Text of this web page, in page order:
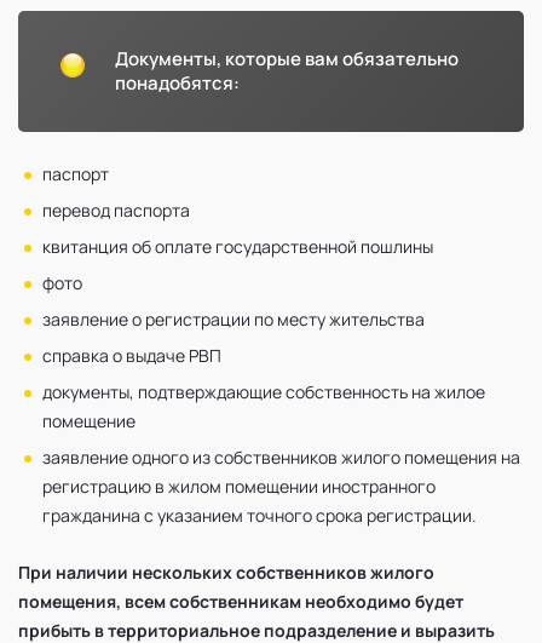
Документы, которые вам обязательно
понадобятся:
паспорт
перевод паспорта
квитанция об оплате государственной пошлины
фото
заявление о регистрации по месту жительства
справка о выдаче РВП
документы, подтверждающие собственность на жилое
помещение
заявление одного из собственников жилого помещения на
регистрацию в жилом помещении иностранного
гражданина с указанием точного срока регистрации.
При наличии нескольких собственников жилого
помещения, всем собственникам необходимо будет
прибыть в территориальное подразделение и выразить